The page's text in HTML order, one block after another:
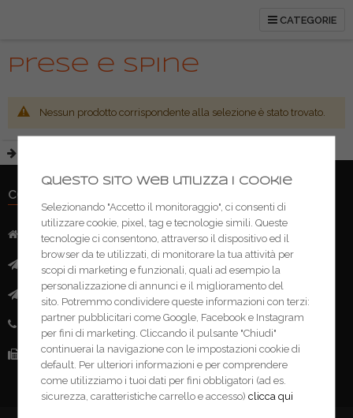
CATEGORIE
Prese e spine
Nessun prodotto corrispondente alla selezione è stato trovato.
CONTATTI
Indirizzo:Via Mazzini, 52 - 46043 Castiglione delle Stivere (MN)
info@ferramentacima.com
Pec:
Telefono: (+39) 0376 943911
Fax:(+39) 0376 943913
Questo sito web utilizza i cookie
Selezionando "Accetto il monitoraggio", ci consenti di
utilizzare cookie, pixel, tag e tecnologie simili. Queste
tecnologie ci consentono, attraverso il dispositivo ed il
browser da te utilizzati, di monitorare la tua attività per
scopi di marketing e funzionali, quali ad esempio la
personalizzazione di annunci e il miglioramento del
sito. Potremmo condividere queste informazioni con terzi:
partner pubblicitari come Google, Facebook e Instagram
per fini di marketing. Cliccando il pulsante "Chiudi"
continuerai la navigazione con le impostazioni cookie di
default. Per ulteriori informazioni e per comprendere
come utilizziamo i tuoi dati per fini obbligatori (ad es.
sicurezza, caratteristiche carrello e accesso)clicca qui